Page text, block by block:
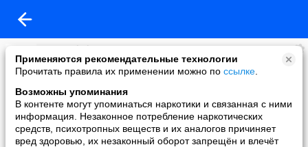
Применяются рекомендательные технологии
Прочитать правила их применении можно по ссылке
Возможны упоминания
В контенте могут упоминаться наркотики и связанная с ними
информация. Незаконное потребление наркотических
средств, психотропных веществ и их аналогов причиняет
вред здоровью, их незаконный оборот запрещён и влечёт
Mary Melody
added a photo
09 Feb в 23:59